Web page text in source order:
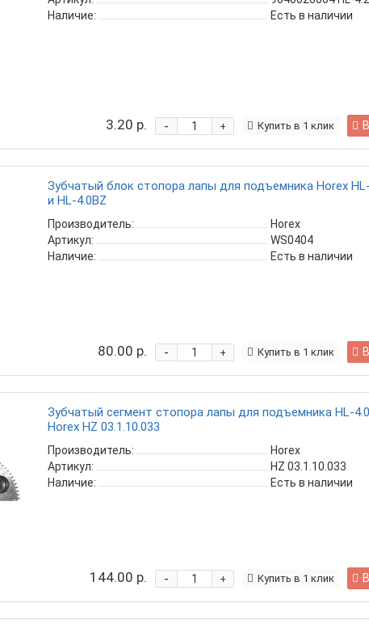
Наличие:
Есть в наличии
3.20 р. +
- Купить в 1 клик
Зубчатый блок стопора лапы для подъемника Horex
и HL-4.0BZ
Производитель:
Horex
Артикул:
WS0404
Наличие:
Есть в наличии
80.00 р. +
- Купить в 1 клик
Зубчатый сегмент стопора лапы для подъемника HL-
Horex HZ 03.1.10.033
Производитель:
Horex
Артикул:
HZ 03.1.10.033
Наличие:
Есть в наличии
144.00 р. +
- Купить в 1 клик